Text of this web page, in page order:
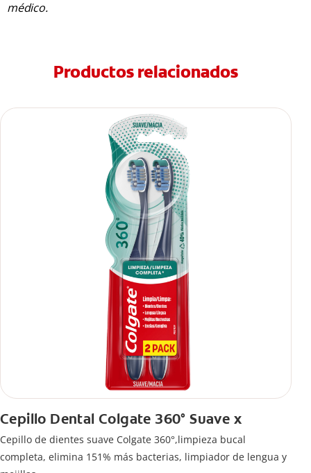
médico.
Productos relacionados
Cepillo Dental Colgate 360° Suave x
Cepillo de dientes suave Colgate 360°,limpieza bucal
completa, elimina 151% más bacterias, limpiador de lengua y